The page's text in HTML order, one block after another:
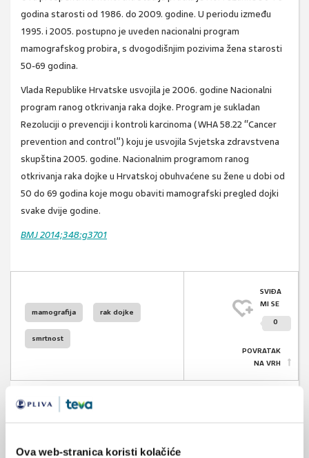
Ova web-stranica koristi kolačiće
godina starosti od 1986. do 2009. godine. U periodu između
1995. i 2005. postupno je uveden nacionalni program
mamografskog probira, s dvogodišnjim pozivima žena starosti
50-69 godina.
Vlada Republike Hrvatske usvojila je 2006. godine Nacionalni
program ranog otkrivanja raka dojke. Program je sukladan
Rezoluciji o prevenciji i kontroli karcinoma (WHA 58.22 “Cancer
prevention and control”) koju je usvojila Svjetska zdravstvena
skupština 2005. godine. Nacionalnim programom ranog
otkrivanja raka dojke u Hrvatskoj obuhvaćene su žene u dobi od
50 do 69 godina koje mogu obaviti mamografski pregled dojki
svake dvije godine.
BMJ 2014;348:g3701
mamografija rak dojke
smrtnost
SVIĐA
MI SE
0
POVRATAK
NA VRH
VEZANI SADRŽAJ